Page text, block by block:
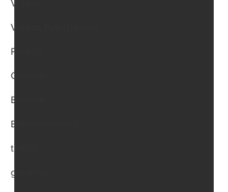
Videos
Videos Publicidades
Política
Opinião
Esporte
Entretenimento
tráfico
governo